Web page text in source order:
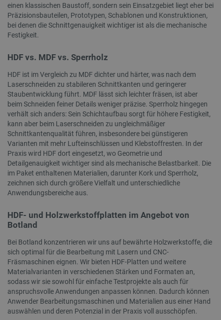
einen klassischen Baustoff, sondern sein Einsatzgebiet liegt eher bei
Präzisionsbauteilen, Prototypen, Schablonen und Konstruktionen,
bei denen die Schnittgenauigkeit wichtiger ist als die mechanische
Festigkeit.
HDF vs. MDF vs. Sperrholz
HDF ist im Vergleich zu MDF dichter und härter, was nach dem
Laserschneiden zu stabileren Schnittkanten und geringerer
Staubentwicklung führt. MDF lässt sich leichter fräsen, ist aber
beim Schneiden feiner Details weniger präzise. Sperrholz hingegen
verhält sich anders: Sein Schichtaufbau sorgt für höhere Festigkeit,
kann aber beim Laserschneiden zu ungleichmäßiger
Schnittkantenqualität führen, insbesondere bei günstigeren
Varianten mit mehr Lufteinschlüssen und Klebstoffresten. In der
Praxis wird HDF dort eingesetzt, wo Geometrie und
Detailgenauigkeit wichtiger sind als mechanische Belastbarkeit. Die
im Paket enthaltenen Materialien, darunter Kork und Sperrholz,
zeichnen sich durch größere Vielfalt und unterschiedliche
Anwendungsbereiche aus.
HDF- und Holzwerkstoffplatten im Angebot von
Botland
Bei Botland konzentrieren wir uns auf bewährte Holzwerkstoffe, die
sich optimal für die Bearbeitung mit Lasern und CNC-
Fräsmaschinen eignen. Wir bieten HDF-Platten und weitere
Materialvarianten in verschiedenen Stärken und Formaten an,
sodass wir sie sowohl für einfache Testprojekte als auch für
anspruchsvolle Anwendungen anpassen können. Dadurch können
Anwender Bearbeitungsmaschinen und Materialien aus einer Hand
auswählen und deren Potenzial in der Praxis voll ausschöpfen.
PrestaShop-[abcdef0123456789]{32} .botland.de
LaVisitorId_Ym90bGFuZC5sYWRlc2suY29tLw .botland.de
critData
.botland.de
Datenschutzerklärung von Google